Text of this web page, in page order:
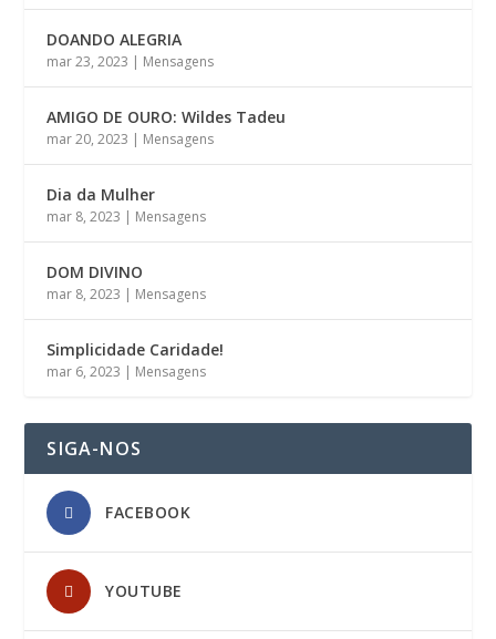
DOANDO ALEGRIA
mar 23, 2023 | Mensagens
AMIGO DE OURO: Wildes Tadeu
mar 20, 2023 | Mensagens
Dia da Mulher
mar 8, 2023 | Mensagens
DOM DIVINO
mar 8, 2023 | Mensagens
Simplicidade Caridade!
mar 6, 2023 | Mensagens
SIGA-NOS
FACEBOOK
YOUTUBE